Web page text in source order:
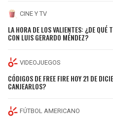
CINE Y TV
LA HORA DE LOS VALIENTES: ¿DE QUÉ
CON LUIS GERARDO MÉNDEZ?
VIDEOJUEGOS
CÓDIGOS DE FREE FIRE HOY 21 DE
CANJEARLOS?
FÚTBOL AMERICANO